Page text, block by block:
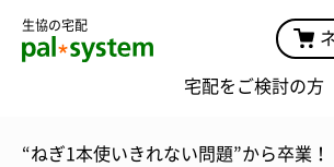
生協の宅配
宅配をご検討の方
“ねぎ1本使いきれない問題”から卒業！